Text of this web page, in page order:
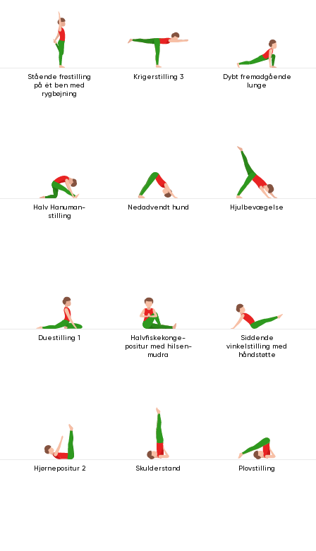
Stående frøstilling
på ét ben med
rygbøjning
Krigerstilling 3
Dybt fremadgående
lunge
Halv Hanuman-
stilling
Nedadvendt hund Hjulbevægelse
Duestilling 1
Halvfiskekonge-
positur med hilsen-
mudra
Siddende
vinkelstilling med
håndstøtte
Hjørnepositur 2 Skulderstand Plovstilling